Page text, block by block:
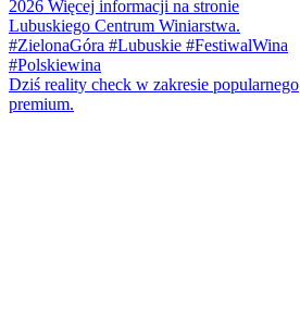
Dziś reality check w zakresie popularnego
premium.